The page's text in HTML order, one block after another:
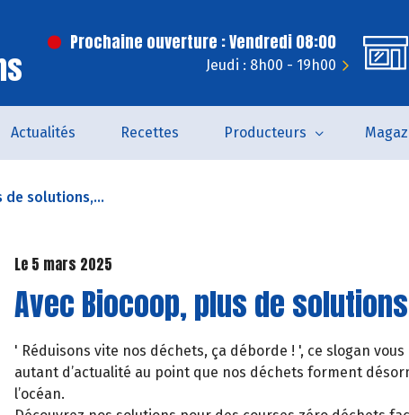
Prochaine ouverture : Vendredi 08:00
Jeudi : 8h00 - 19h00
Actualités Recettes Producteurs
de solutions,...
Le 5 mars 2025
Avec Biocoop, plus de
' Réduisons vite nos déchets, ça déborde ! ', ce slogan
autant d’actualité au point que nos déchets forment
l’océan.